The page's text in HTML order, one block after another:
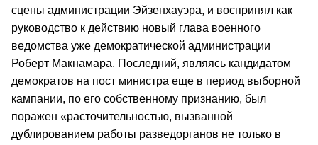
сцены администрации Эйзенхауэра, и воспринял как
руководство к действию новый глава военного
ведомства уже демократической администрации
Роберт Макнамара. Последний, являясь кандидатом
демократов на пост министра еще в период выборной
кампании, по его собственному признанию, был
поражен «расточительностью, вызванной
дублированием работы разведорганов не только в